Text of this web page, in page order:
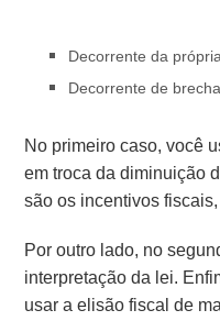
Decorrente da
Decorrente de
No primeiro caso, você
em troca da diminuição
são os incentivos
Por outro lado, no
interpretação da lei.
usar a elisão fiscal de